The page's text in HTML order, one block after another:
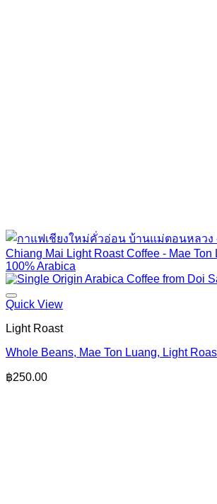
Quick View
Light Roast
Whole Beans, Mae Ton Luang, Light
฿250.00